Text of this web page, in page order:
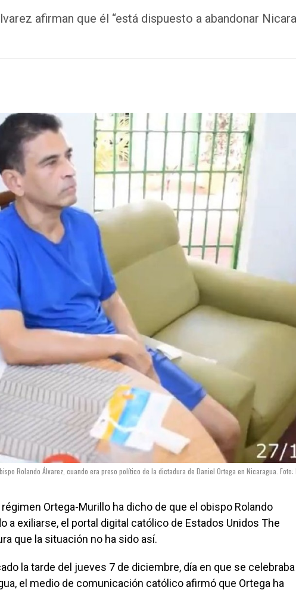
afirman que él “está dispuesto a abandonar
Rolando Álvarez, cuando era preso político de la dictadura de Daniel Ortega en Nicaragua. Foto:
Ortega-Murillo ha dicho de que el obispo Rolando
a exiliarse, el portal digital católico de Estados Unidos The
que la situación no ha sido así.
la tarde del jueves 7 de diciembre, día en que se celebraba
el medio de comunicación católico afirmó que Ortega ha